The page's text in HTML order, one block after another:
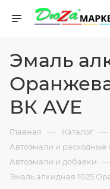
Эмаль
ВК AVE
Главная — Каталог —
Автоэмали и расходные
Автоэмали и добавки
Эмаль алкидная 1025